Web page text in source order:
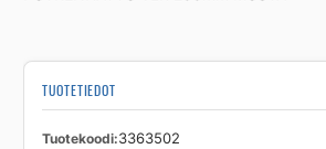
TUOTETIEDOT
Tuotekoodi 3363502